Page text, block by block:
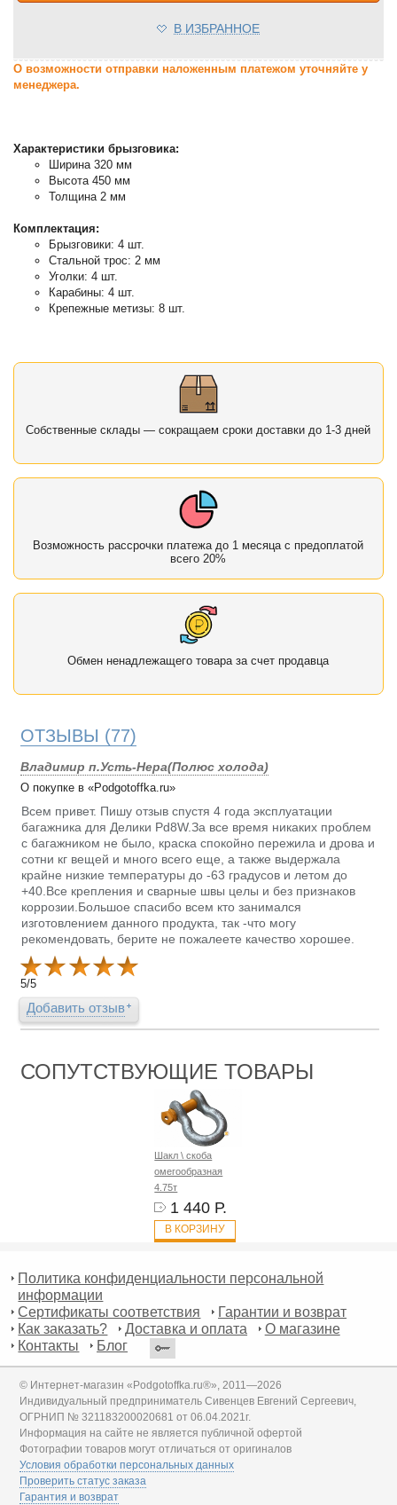
В ИЗБРАННОЕ
О возможности отправки наложенным платежом уточняйте у
менеджера.
Характеристики брызговика:
Ширина 320 мм
Высота 450 мм
Толщина 2 мм
Комплектация:
Брызговики: 4 шт.
Стальной трос: 2 мм
Уголки: 4 шт.
Карабины: 4 шт.
Крепежные метизы: 8 шт.
Собственные склады — сокращаем сроки доставки до 1-3 дней
Возможность рассрочки платежа до 1 месяца с предоплатой
всего 20%
Обмен ненадлежащего товара за счет продавца
ОТЗЫВЫ (77)
Владимир п.Усть-Нера(Полюс холода)
О покупке в «Podgotoffka.ru»
Всем привет. Пишу отзыв спустя 4 года эксплуатации
багажника для Делики Pd8W.За все время никаких проблем
с багажником не было, краска спокойно пережила и дрова и
сотни кг вещей и много всего еще, а также выдержала
крайне низкие температуры до -63 градусов и летом до
+40.Все крепления и сварные швы целы и без признаков
коррозии.Большое спасибо всем кто занимался
изготовлением данного продукта, так -что могу
рекомендовать, берите не пожалеете качество хорошее.
5/5
Добавить отзыв
СОПУТСТВУЮЩИЕ ТОВАРЫ
Шакл \ скоба
омегообразная
4.75т
1 440 Р.
В КОРЗИНУ
Политика конфиденциальности персональной
информации
Сертификаты соответствия
Гарантии и возврат
Как заказать?
Доставка и оплата
О магазине
Контакты
Блог
© Интернет-магазин «Podgotoffka.ru®», 2011—2026
Индивидуальный предприниматель Сивенцев Евгений Сергеевич,
ОГРНИП № 321183200020681 от 06.04.2021г.
Информация на сайте не является публичной офертой
Фотографии товаров могут отличаться от оригиналов
Условия обработки персональных данных
Проверить статус заказа
Гарантия и возврат